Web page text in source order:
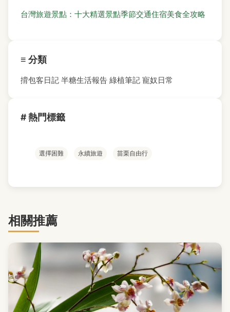
台灣旅遊景點：十大精選景點季節交通住宿美食全攻略
≡ 分類
揹包客日記 半糖生活報告 綠植筆記 寵奴日常
# 熱門標籤
選擇困難 永續旅遊 苗栗自由行
相關推薦